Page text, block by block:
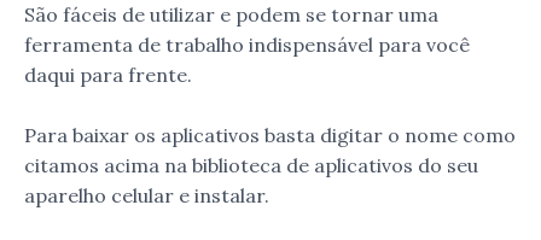
São fáceis de utilizar e podem se tornar uma
ferramenta de trabalho indispensável para você
daqui para frente.
Para baixar os aplicativos basta digitar o nome como
citamos acima na biblioteca de aplicativos do seu
aparelho celular e instalar.